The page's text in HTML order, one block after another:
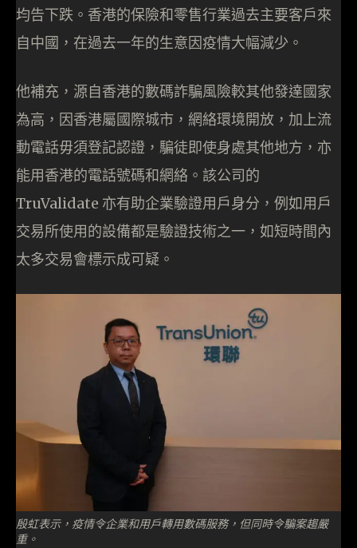
均告下跌。香港的保險和零售行業過去主要客戶來
自中國，在過去一年的生意因疫情大幅減少。
他補充，源自香港的數碼詐騙風險較其他發達國家
為高，因香港屬國際城市，網絡環境開放，加上流
動電話毋須登記認證，騙徒即使身處其他地方，亦
能用香港的電話號碼和網絡。該公司的
TruValidate 亦有助企業驗證用戶身分，例如用戶
交易所使用的設備都是驗證技術之一，如短時間內
太多交易會標示成可疑。
殷虹表示，疫情令企業和用戶轉用數碼服務，但同時令騙案趨嚴
重。